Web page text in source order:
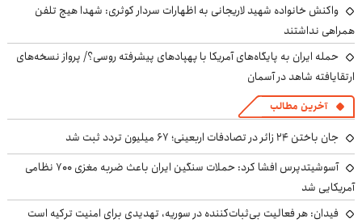
واکنش خانواده شهید لاریجانی به اظهارات سردار کوثری: شهدا هیچ تلفن
همراهی نداشتند
حمله ایران به پایگاه‌های آمریکا با پهپادهای پیشرفته روسی؟/ پرواز نسخه‌های
ارتقایافته شاهد در آسمان
آخرین مطالب
جان باختن ۲۴ زائر در تصادفات اربعینی؛ ۶۷ میلیون تردد ثبت شد
آسوشیتدپرس افشا کرد: حملات سنگین ایران باعث ضربه مغزی ۷۰۰ نظامی
آمریکایی شد
فیدان: هر فعالیت بی‌ثبات‌کننده در سوریه، تهدیدی برای امنیت ترکیه است